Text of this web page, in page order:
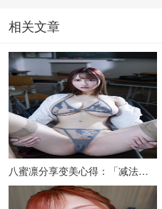
相关文章
八蜜凛分享变美心得：「减法」比「加法」更重要